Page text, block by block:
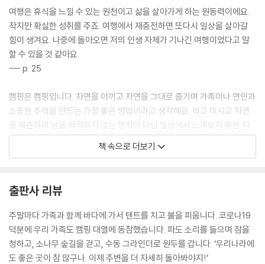
사람을 만나는 길
북다마스 김예진
88
사진 작가 안수향
102
*
멈추는 것도 여행이 된다면
사진 작가 김병준
140
여행은 휴식을 느낄 수 있는 원천이고 삶을 살아가게 하는 원동력이에요.
작지만 확실한 성취를 주죠. 여행에서 재충전하면 또다시 일상을 살아갈
힘이 생겨요. 나중에 돌아오면 저의 인생 자체가 기나긴 여행이었다고 말
할 수 있을 것 같아요.
--- p. 25
캠핑은 캠핑입니다. 자연을 아끼고 자연을 그대로 즐기며 가족이나 연인과
소중한 추억을 만드는 가장 좋은 방법이라고 생각해요. 먹고 마시고 자연
을 훼손하며 남을 배려하지 않는 행락이 아닌 일상에서 느껴보지 못한 자
연, 계절의 변화, 바람이 주는 시원함, 밤하늘의 별 등 캠핑을 하면서 잠깐
의 여유로움, 쉼을 온전히 즐길 수 있었으면 합니다.
다양한 곳에서 다양한 사람을 만나고, 또 그들에게 다양한 사람이 만든 책
을 전달하는 과정에 제가 있다는 것이 즐거워요. 누군가에게는 여전히 새
롭잖아요. 새로움을 전해주는 데서 오는 뿌듯함을 계속 느끼고 싶어요.
--- p. 99
책 속으로 더보기
출판사 리뷰
주말마다 가족과 함께 바다에 가서 텐트를 치고 불을 피웁니다. 코로나19
덕분에 우리 가족도 캠핑 대열에 동참했습니다. 파도 소리를 들으며 잠을
청하고, 소나무 숲길을 걷고, 수동 그라인더로 원두를 갑니다. ‘우리나라에
도 좋은 곳이 참 많구나. 이제 주변을 더 자세히 돌아봐야지!’